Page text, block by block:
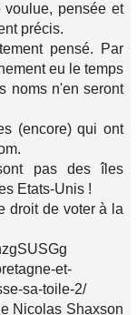
pensée et
précis.
pensé. Par
eu le temps
noms n'en seront
(encore) qui ont
pas des îles
Etats-Unis !
droit de voter à la
et-
sa-toile-2/
Nicolas Shaxson